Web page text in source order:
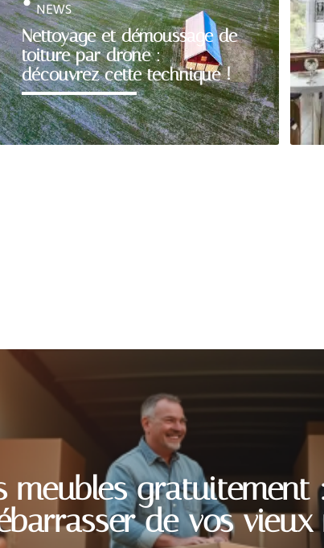
Nettoyage et démoussage de
toiture par drone :
découvrez cette technique !
NEWS
meubles gratuitement
de vos vieux